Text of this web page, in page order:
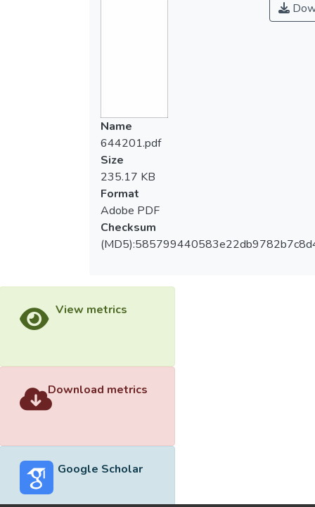
Name
644201.pdf
Size
235.17 KB
Format
Adobe PDF
Checksum
View metrics
Download metrics
Google Scholar